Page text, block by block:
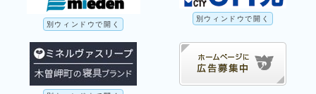
別ウィンドウで開く
別ウィンドウで開く